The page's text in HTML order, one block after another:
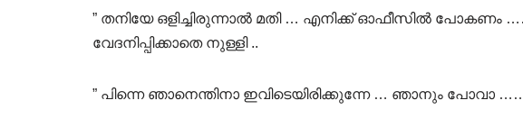
” തനിയേ ഒളിച്ചിരുന്നാൽ മതി … എനിക്ക് ഓഫീസിൽ പോകണം
വേദനിപ്പിക്കാതെ നുള്ളി ..
” പിന്നെ ഞാനെന്തിനാ ഇവിടെയിരിക്കുന്നേ … ഞാനും പോവാ